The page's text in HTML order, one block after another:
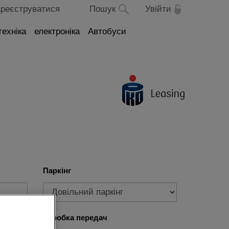
Пошук Увійти
електроніка Автобуси
Паркінг
Коробка передач